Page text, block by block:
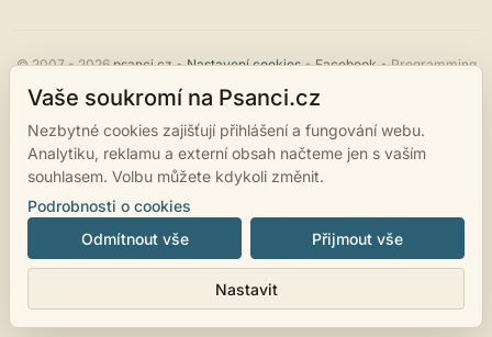
© 2007 - 2026psanci.cz•Nastavení cookies•Facebook• Programming
Vaše soukromí na Psanci.cz
Nezbytné cookies zajišťují přihlášení a fungování webu.
Analytiku, reklamu a externí obsah načteme jen s vaším
souhlasem. Volbu můžete kdykoli změnit.
Podrobnosti o cookies
Odmítnout vše
Nastavit
Přijmout vše